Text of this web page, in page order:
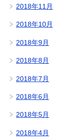
2018年11月
2018年10月
2018年9月
2018年8月
2018年7月
2018年6月
2018年5月
2018年4月